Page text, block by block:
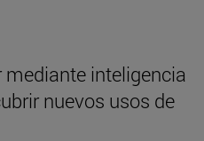
inteligencia
nuevos usos de